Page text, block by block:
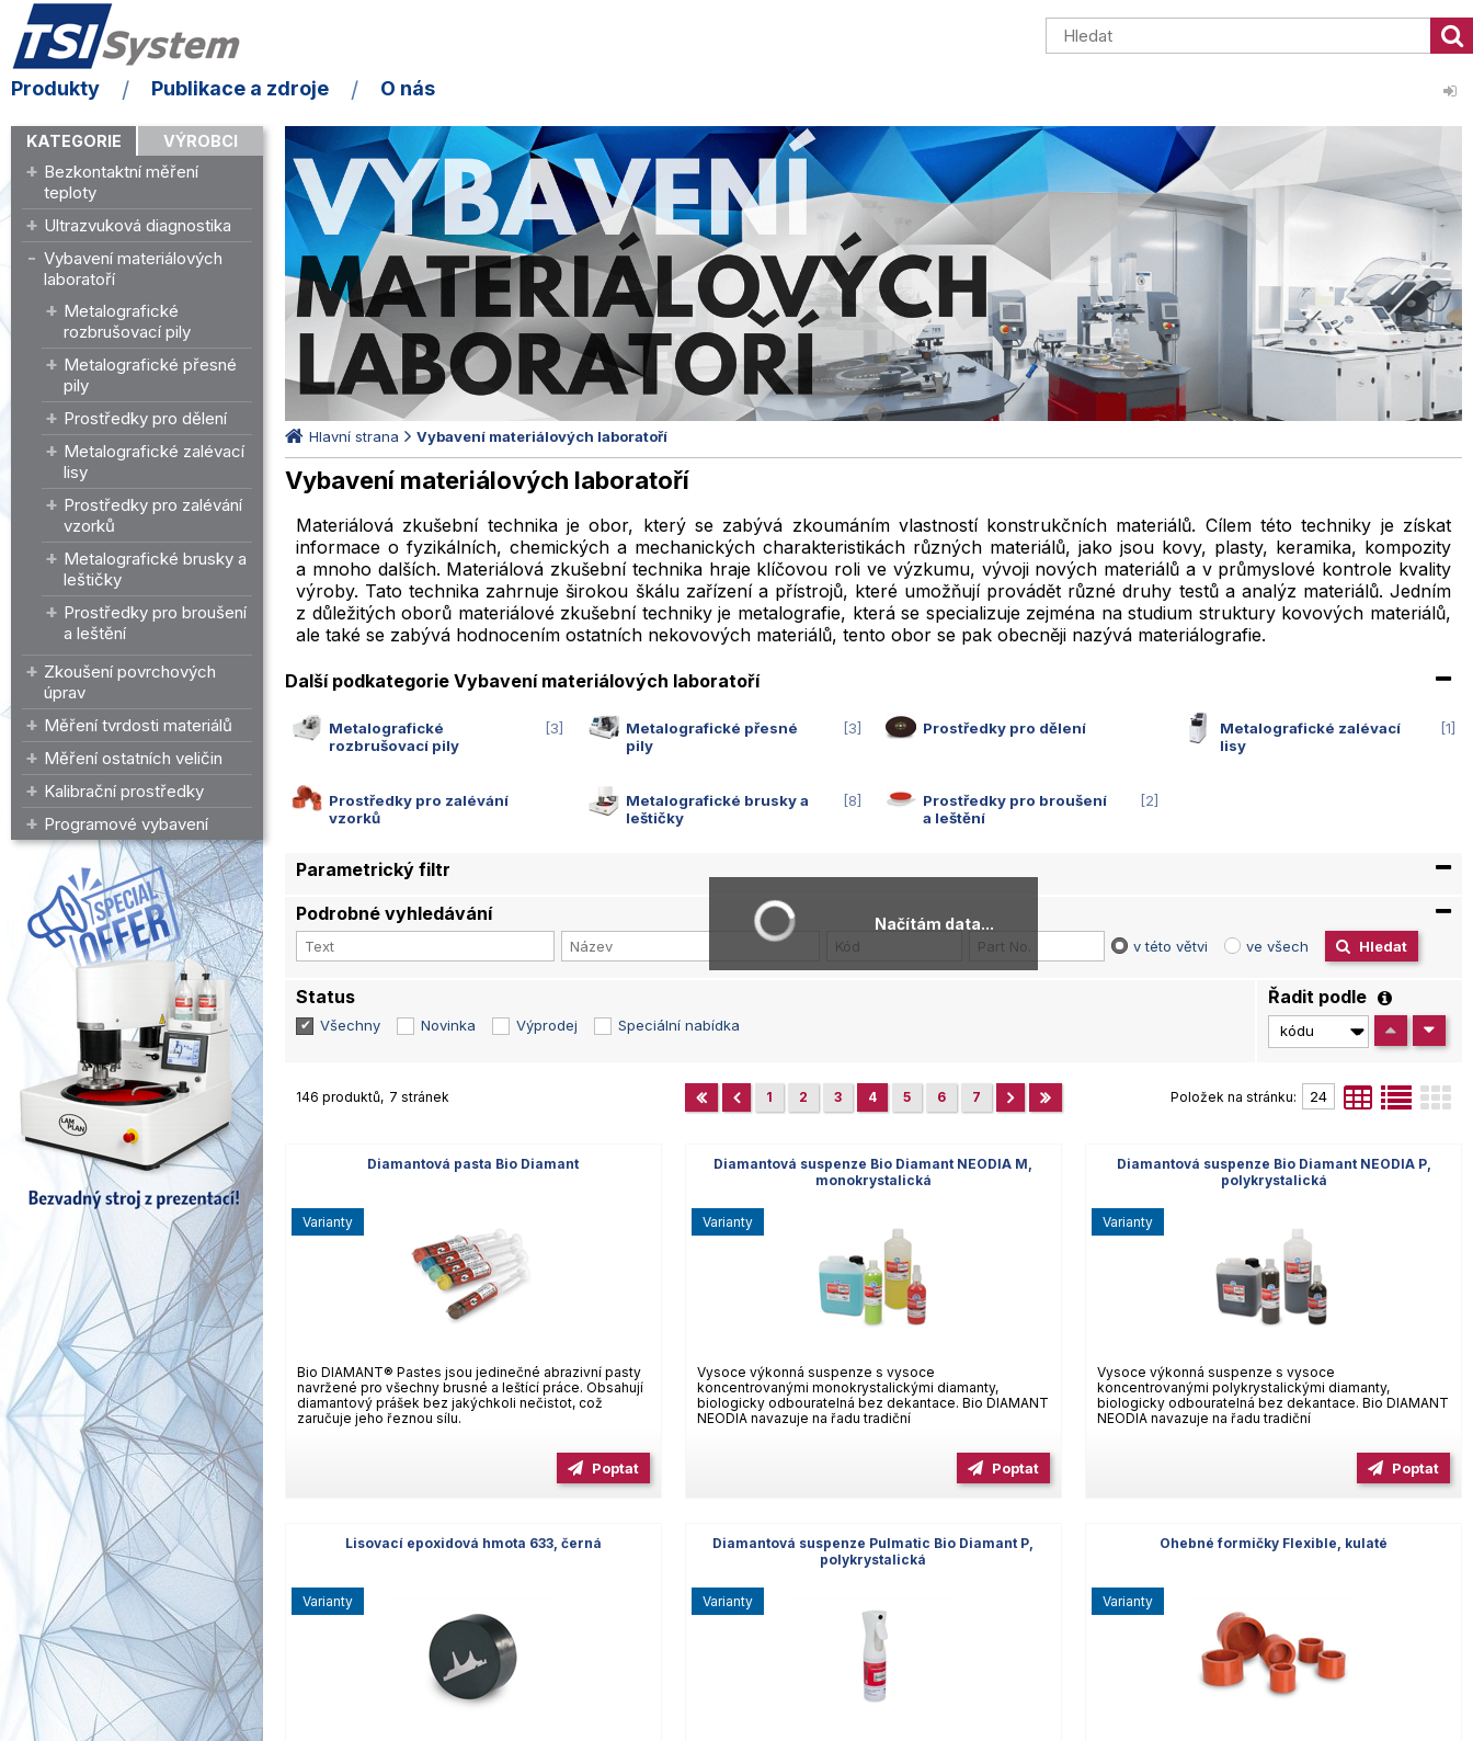
Produkty Publikace a zdroje O nás
KATEGORIE VÝROBCI
Bezkontaktní měření
teploty
Ultrazvuková diagnostika
Vybavení materiálových
laboratoří
Metalografické
rozbrušovací pily
Metalografické přesné
pily
Prostředky pro dělení
Metalografické zalévací
lisy
Prostředky pro zalévání
vzorků
Metalografické brusky a
leštičky
Prostředky pro broušení
a leštění
Zkoušení povrchových
úprav
Měření tvrdosti materiálů
Měření ostatních veličin
Kalibrační prostředky
Programové vybavení
Hlavní strana Vybavení materiálových laboratoří
Vybavení materiálových laboratoří
Materiálová zkušební technika je obor, který se zabývá zkoumáním vlastností konstrukčních materiálů. Cílem této techniky je získat
informace o fyzikálních, chemických a mechanických charakteristikách různých materiálů, jako jsou kovy, plasty, keramika, kompozity
a mnoho dalších. Materiálová zkušební technika hraje klíčovou roli ve výzkumu, vývoji nových materiálů a v průmyslové kontrole kvality
výroby. Tato technika zahrnuje širokou škálu zařízení a přístrojů, které umožňují provádět různé druhy testů a analýz materiálů. Jedním
z důležitých oborů materiálové zkušební techniky je metalografie, která se specializuje zejména na studium struktury kovových materiálů,
ale také se zabývá hodnocením ostatních nekovových materiálů, tento obor se pak obecněji nazývá materiálografie.
Další podkategorie Vybavení materiálových laboratoří
Metalografické
rozbrušovací pily
3
Metalografické přesné
pily
3 Prostředky pro dělení
Metalografické zalévací
lisy
1
Prostředky pro zalévání
vzorků
Metalografické brusky a
leštičky
8
Prostředky pro broušení
a leštění
2
Parametrický filtr
Podrobné vyhledávání
v této větvi ve všech Hledat
Status
Všechny Novinka Výprodej Speciální nabídka
Řadit podle
146 produktů 7 stránek 1 2 3 4 5 6 7 Položek na stránku:
Diamantová pasta Bio Diamant
Bio DIAMANT® Pastes jsou jedinečné abrazivní pasty
navržené pro všechny brusné a leštící práce. Obsahují
diamantový prášek bez jakýchkoli nečistot, což
zaručuje jeho řeznou sílu.
varianty
Poptat
Diamantová suspenze Bio Diamant NEODIA M,
monokrystalická
Vysoce výkonná suspenze s vysoce
koncentrovanými monokrystalickými diamanty,
biologicky odbouratelná bez dekantace. Bio DIAMANT
NEODIA navazuje na řadu tradiční
varianty
Poptat
Diamantová suspenze Bio Diamant NEODIA P,
polykrystalická
Vysoce výkonná suspenze s vysoce
koncentrovanými polykrystalickými diamanty,
biologicky odbouratelná bez dekantace. Bio DIAMANT
NEODIA navazuje na řadu tradiční
varianty
Poptat
Lisovací epoxidová hmota 633, černá
varianty
Diamantová suspenze Pulmatic Bio Diamant P,
polykrystalická
varianty
Ohebné formičky Flexible, kulaté
varianty
Načítám data...